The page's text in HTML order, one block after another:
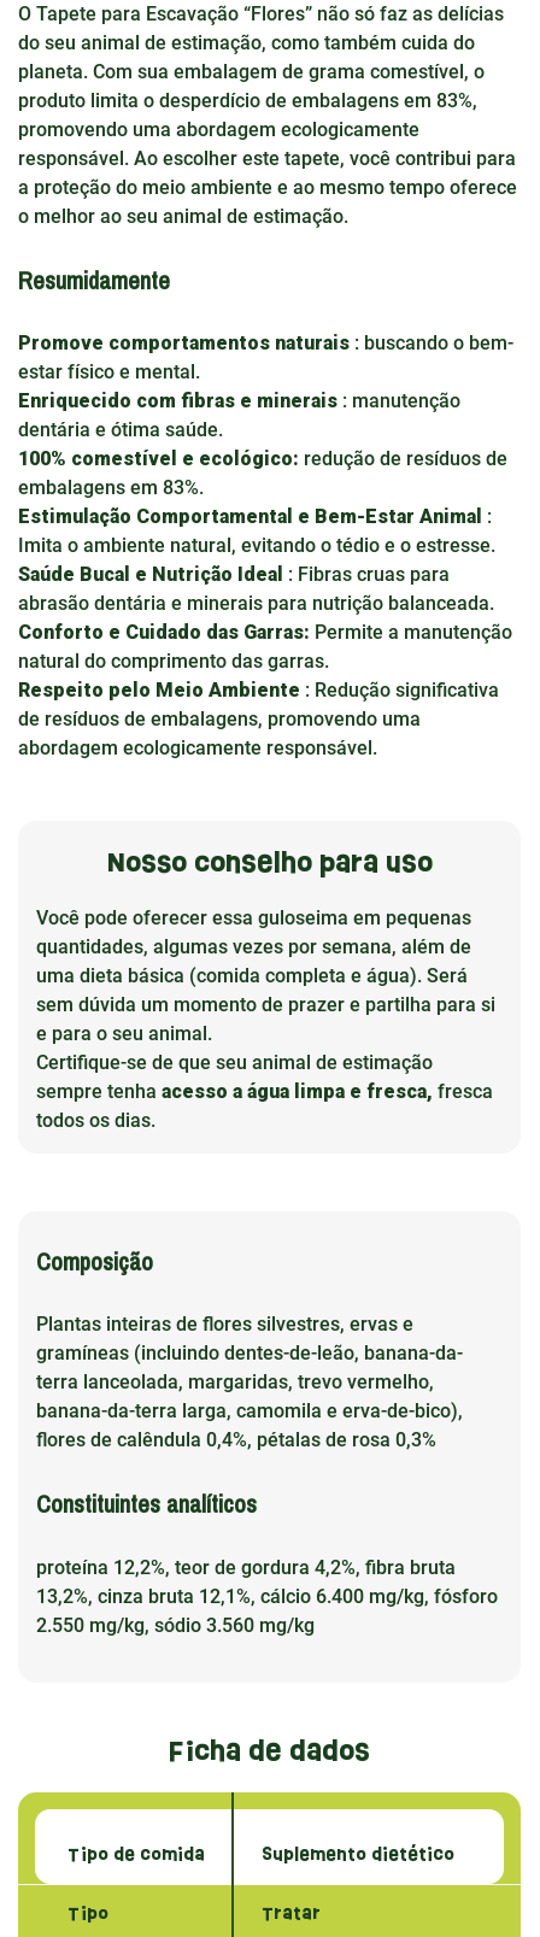
O Tapete para Escavação “Flores” não só faz as delícias
do seu animal de estimação, como também cuida do
planeta. Com sua embalagem de grama comestível, o
produto limita o desperdício de embalagens em 83%,
promovendo uma abordagem ecologicamente
responsável. Ao escolher este tapete, você contribui para
a proteção do meio ambiente e ao mesmo tempo oferece
o melhor ao seu animal de estimação.
Resumidamente
Promove comportamentos naturais : buscando o bem-
estar físico e mental.
Enriquecido com fibras e minerais : manutenção
dentária e ótima saúde.
100% comestível e ecológico: redução de resíduos de
embalagens em 83%.
Estimulação Comportamental e Bem-Estar Animal :
Imita o ambiente natural, evitando o tédio e o estresse.
Saúde Bucal e Nutrição Ideal : Fibras cruas para
abrasão dentária e minerais para nutrição balanceada.
Conforto e Cuidado das Garras: Permite a manutenção
natural do comprimento das garras.
Respeito pelo Meio Ambiente : Redução significativa
de resíduos de embalagens, promovendo uma
abordagem ecologicamente responsável.
Nosso conselho para uso
Você pode oferecer essa guloseima em pequenas
quantidades, algumas vezes por semana, além de
uma dieta básica (comida completa e água). Será
sem dúvida um momento de prazer e partilha para si
e para o seu animal.
Certifique-se de que seu animal de estimação
sempre tenha acesso a água limpa e fresca, fresca
todos os dias.
Composição
Plantas inteiras de flores silvestres, ervas e
gramíneas (incluindo dentes-de-leão, banana-da-
terra lanceolada, margaridas, trevo vermelho,
banana-da-terra larga, camomila e erva-de-bico),
flores de calêndula 0,4%, pétalas de rosa 0,3%
Constituintes analíticos
proteína 12,2%, teor de gordura 4,2%, fibra bruta
13,2%, cinza bruta 12,1%, cálcio 6.400 mg/kg, fósforo
2.550 mg/kg, sódio 3.560 mg/kg
Ficha de dados
Tipo de comida Suplemento dietético
Tipo Tratar